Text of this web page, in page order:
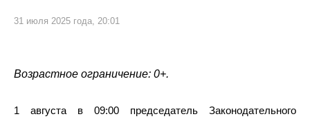
31 июля 2025 года, 20:01
Возрастное ограничение: 0+.
1 августа в 09:00 председатель Законодательного